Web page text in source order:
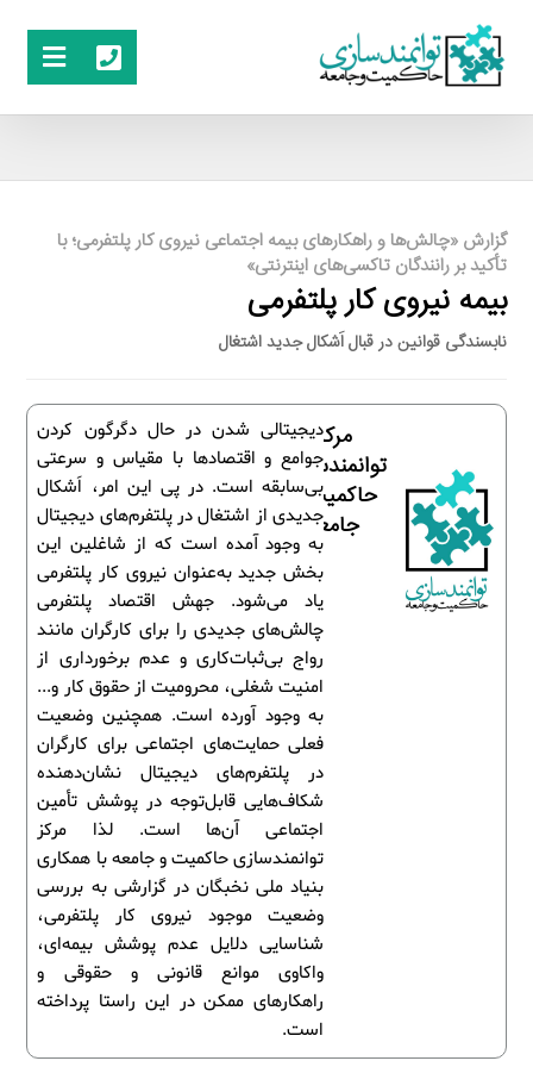
گزارش «چالش‌ها و راهکارهای بیمه اجتماعی نیروی کار پلتفرمی؛ با
تأکید بر رانندگان تاکسی‌‎های اینترنتی»
بیمه نیروی کار پلتفرمی
نابسندگی قوانین در قبال اَشکال جدید اشتغال
دیجیتالی شدن در حال دگرگون کردن
جوامع و اقتصادها با مقیاس و سرعتی
بی‌سابقه است. در پی این امر، اَشکال
جدیدی از اشتغال در پلتفرم‌های دیجیتال
به وجود آمده است که از شاغلین این
بخش جدید به‌عنوان نیروی کار پلتفرمی
یاد می‌شود. جهش اقتصاد پلتفرمی
چالش‌های جدیدی را برای کارگران مانند
رواج بی‌ثبات‌کاری و عدم برخورداری از
امنیت شغلی، محرومیت از حقوق کار و...
به وجود آورده است. همچنین وضعیت
فعلی حمایت‌های اجتماعی برای کارگران
در پلتفرم‌های دیجیتال نشان‌دهنده
شکاف‌هایی قابل‌توجه در پوشش تأمین
اجتماعی آن‌ها است. لذا مرکز
توانمندسازی حاکمیت و جامعه با همکاری
بنیاد ملی نخبگان در گزارشی به بررسی
وضعیت موجود نیروی کار پلتفرمی،
شناسایی دلایل عدم پوشش بیمه‌ای،
واکاوی موانع قانونی و حقوقی و
راهکارهای ممکن در این راستا پرداخته
است.
مرکز
توانمندسازی
حاکمیت و
جامعه